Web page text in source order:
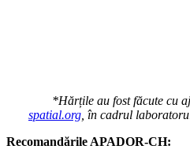
*Hărțile au fost făcute cu
spatial.org , în cadrul
Recomandările APADOR-CH: